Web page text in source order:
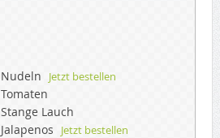
Nudeln Jetzt bestellen
Tomaten
Stange Lauch
Jalapenos Jetzt bestellen